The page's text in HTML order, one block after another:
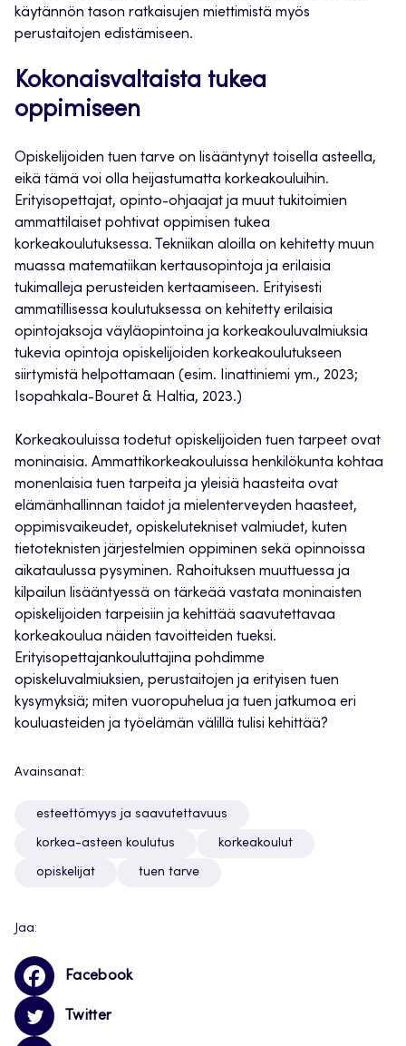
käytännön tason ratkaisujen miettimistä myös
perustaitojen edistämiseen.
Kokonaisvaltaista tukea
oppimiseen
Opiskelijoiden tuen tarve on lisääntynyt toisella asteella,
eikä tämä voi olla heijastumatta korkeakouluihin.
Erityisopettajat, opinto-ohjaajat ja muut tukitoimien
ammattilaiset pohtivat oppimisen tukea
korkeakoulutuksessa. Tekniikan aloilla on kehitetty muun
muassa matematiikan kertausopintoja ja erilaisia
tukimalleja perusteiden kertaamiseen. Erityisesti
ammatillisessa koulutuksessa on kehitetty erilaisia
opintojaksoja väyläopintoina ja korkeakouluvalmiuksia
tukevia opintoja opiskelijoiden korkeakoulutukseen
siirtymistä helpottamaan (esim. Iinattiniemi ym., 2023;
Isopahkala-Bouret & Haltia, 2023.)
Korkeakouluissa todetut opiskelijoiden tuen tarpeet ovat
moninaisia. Ammattikorkeakouluissa henkilökunta kohtaa
monenlaisia tuen tarpeita ja yleisiä haasteita ovat
elämänhallinnan taidot ja mielenterveyden haasteet,
oppimisvaikeudet, opiskelutekniset valmiudet, kuten
tietoteknisten järjestelmien oppiminen sekä opinnoissa
aikataulussa pysyminen. Rahoituksen muuttuessa ja
kilpailun lisääntyessä on tärkeää vastata moninaisten
opiskelijoiden tarpeisiin ja kehittää saavutettavaa
korkeakoulua näiden tavoitteiden tueksi.
Erityisopettajankouluttajina pohdimme
opiskeluvalmiuksien, perustaitojen ja erityisen tuen
kysymyksiä; miten vuoropuhelua ja tuen jatkumoa eri
kouluasteiden ja työelämän välillä tulisi kehittää?
Avainsanat:
esteettömyys ja saavutettavuus
korkea-asteen koulutus korkeakoulut
opiskelijat tuen tarve
Jaa:
Facebook
Twitter